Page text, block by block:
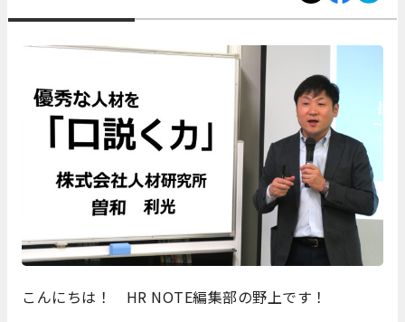
こんにちは！ HR NOTE編集部の野上です！